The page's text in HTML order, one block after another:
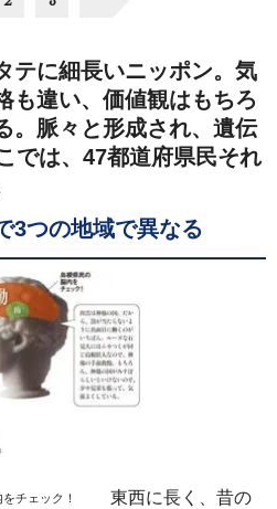
テに細長いニッポン。気
も違い、価値観はもちろ
。脈々と形成され、遺伝
では、47都道府県民それ
3つの地域で異なる
チェック！
東西に長く、昔の